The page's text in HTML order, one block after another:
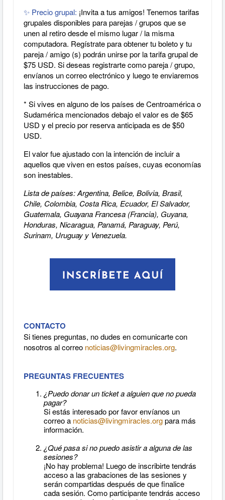
✨ Precio grupal: ¡Invita a tus amigos! Tenemos tarifas
grupales disponibles para parejas / grupos que se
unen al retiro desde el mismo lugar / la misma
computadora. Regístrate para obtener tu boleto y tu
pareja / amigo (s) podrán unirse por la tarifa grupal de
$75 USD. Si deseas registrarte como pareja / grupo,
envíanos un correo electrónico y luego te enviaremos
las instrucciones de pago.
* Si vives en alguno de los países de Centroamérica o
Sudamérica mencionados debajo el valor es de $65
USD y el precio por reserva anticipada es de $50
USD.
El valor fue ajustado con la intención de incluir a
aquellos que viven en estos países, cuyas economías
son inestables.
Lista de países: Argentina, Belice, Bolivia, Brasil,
Chile, Colombia, Costa Rica, Ecuador, El Salvador,
Guatemala, Guayana Francesa (Francia), Guyana,
Honduras, Nicaragua, Panamá, Paraguay, Perú,
Surinam, Uruguay y Venezuela.
CONTACTO
Si tienes preguntas, no dudes en comunicarte con
nosotros al correo noticias@livingmiracles.org.
PREGUNTAS FRECUENTES
¿Puedo donar un ticket a alguien que no pueda
pagar?
Si estás interesado por favor envíanos un
correo a noticias@livingmiracles.orgpara más
información.
¿Qué pasa si no puedo asistir a alguna de las
sesiones?
¡No hay problema! Luego de inscribirte tendrás
acceso a las grabaciones de las sesiones y
serán compartidas después de que finalice
cada sesión. Como participante tendrás acceso